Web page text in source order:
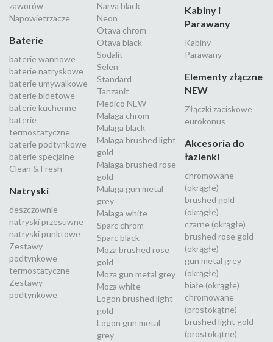
zaworów
Napowietrzacze
Baterie
baterie wannowe
baterie natryskowe
baterie umywalkowe
baterie bidetowe
baterie kuchenne
baterie
termostatyczne
baterie podtynkowe
baterie specjalne
Clean & Fresh
Natryski
deszczownie
natryski przesuwne
natryski punktowe
Zestawy
podtynkowe
termostatyczne
Zestawy
podtynkowe
Narva black
Neon
Otava chrom
Otava black
Sodalit
Selen
Standard
Tanzanit
Medico NEW
Malaga chrom
Malaga black
Malaga brushed light
gold
Malaga brushed rose
gold
Malaga gun metal
grey
Malaga white
Sparc chrom
Sparc black
Moza brushed rose
gold
Moza gun metal grey
Moza white
Logon brushed light
gold
Logon gun metal
grey
Kabiny i
Parawany
Kabiny
Parawany
Elementy złączne
NEW
Złączki zaciskowe
eurokonus
Akcesoria do
łazienki
chromowane
(okrągłe)
brushed gold
(okrągłe)
czarne (okrągłe)
brushed rose gold
(okrągłe)
gun metal grey
(okrągłe)
białe (okrągłe)
chromowane
(prostokątne)
brushed light gold
(prostokątne)